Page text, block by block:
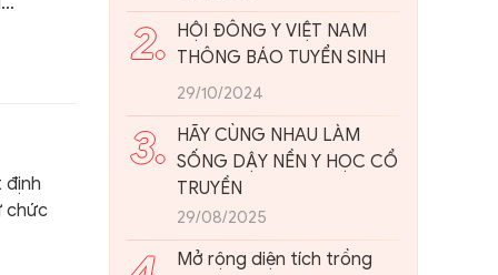
định
chức
VIỆT NAM
2. HỘI ĐÔNG Y VIỆT NAM
THÔNG BÁO TUYỂN SINH
29/10/2024
3. HÃY CÙNG NHAU LÀM
SỐNG DẬY NỀN Y HỌC CỔ
TRUYỀN
29/08/2025
Mở rộng diện tích trồng